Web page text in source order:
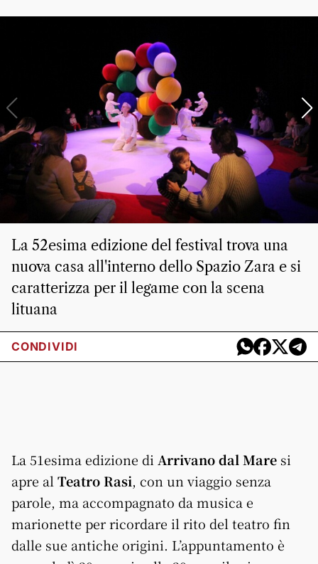
La 52esima edizione del festival trova una
nuova casa all'interno dello Spazio Zara e si
caratterizza per il legame con la scena
lituana
CONDIVIDI
La 51esima edizione di Arrivano dal Mare si
apre al Teatro Rasi, con un viaggio senza
parole, ma accompagnato da musica e
marionette per ricordare il rito del teatro fin
dalle sue antiche origini. L’appuntamento è